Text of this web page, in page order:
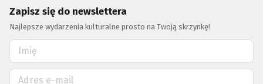
Zapisz się do newslettera
Najlepsze wydarzenia kulturalne prosto na Twoją skrzynkę!